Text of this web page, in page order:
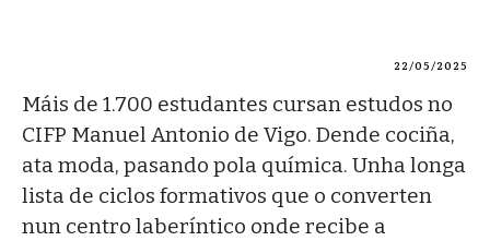
22/05/2025
Máis de 1.700 estudantes cursan estudos no
CIFP Manuel Antonio de Vigo. Dende cociña,
ata moda, pasando pola química. Unha longa
lista de ciclos formativos que o converten
nun centro laberíntico onde recibe a